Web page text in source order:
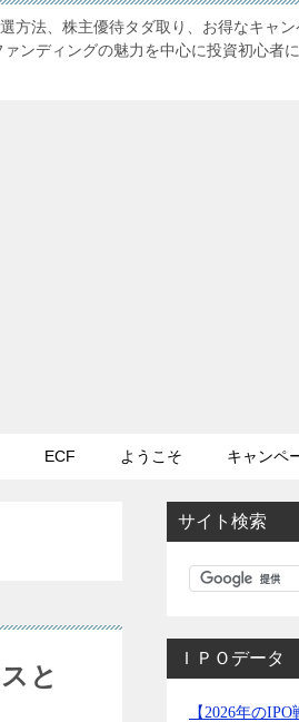
方法、株主優待タダ取り、お得なキャ
ンディングの魅力を中心に投資初心者
ECF ようこそ キャンペ
と
サイト検索
ＩＰＯデータ
【2026年のIPO